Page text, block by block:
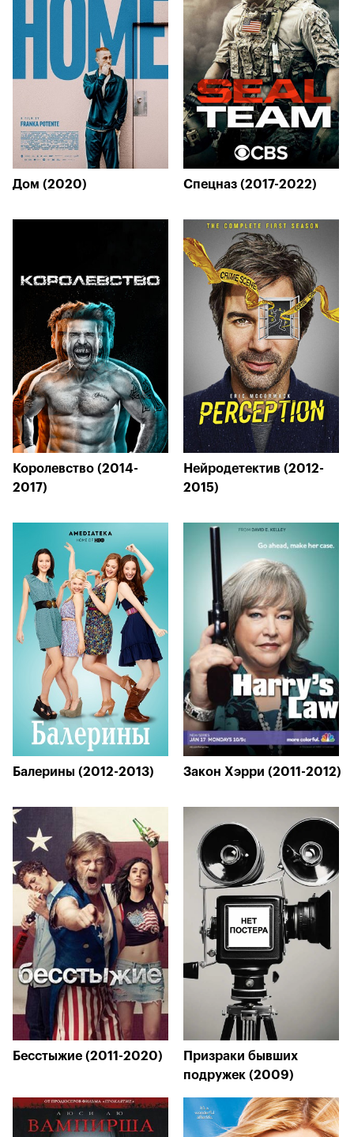
Дом (2020) Спецназ (2017-2022)
Королевство (2014-
2017)
Нейродетектив (2012-
2015)
Балерины (2012-2013) Закон Хэрри (2011-2012)
Бесстыжие (2011-2020)
Призраки бывших
подружек (2009)